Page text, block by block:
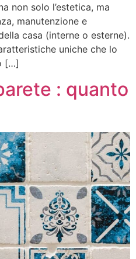
non solo l’estetica, ma
manutenzione e
casa (interne o esterne).
uniche che lo
[…]
: quanto